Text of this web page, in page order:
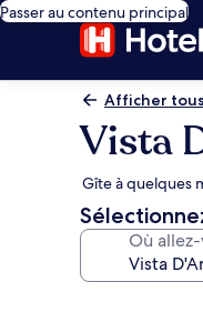
Passer au contenu principal
Afficher
Vista
Gîte à quelques
Où